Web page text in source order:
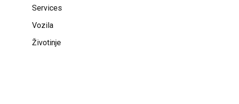
Services
Vozila
Životinje